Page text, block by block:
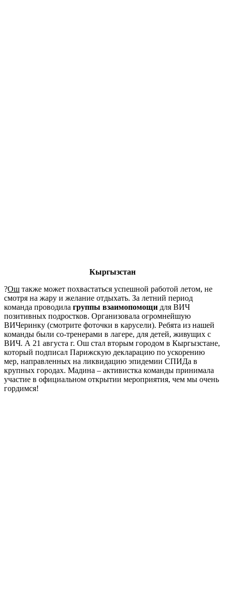
Кыргызстан
?Ош также может похвастаться успешной работой летом, не
смотря на жару и желание отдыхать. За летний период
команда проводила группы взаимопомощи для ВИЧ
позитивных подростков. Организовала огромнейшую
ВИЧеринку (смотрите фоточки в карусели). Ребята из нашей
команды были со-тренерами в лагере, для детей, живущих с
ВИЧ. А 21 августа г. Ош стал вторым городом в Кыргызстане,
который подписал Парижскую декларацию по ускорению
мер, направленных на ликвидацию эпидемии СПИДа в
крупных городах. Мадина – активистка команды принимала
участие в официальном открытии мероприятия, чем мы очень
гордимся!